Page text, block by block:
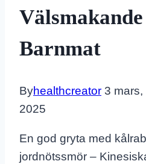
Barnmat
Byhealthcreator 3 mars,
2025
En god gryta med
jordnötssmör –